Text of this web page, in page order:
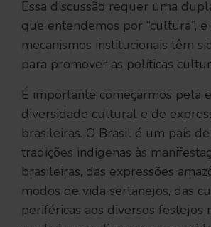
Essa discussão requer uma
que entendemos por “cultura”,
mecanismos institucionais têm
para promover as políticas
É importante começarmos pela
diversidade cultural e de
brasileiras. O Brasil é um país
tradições indígenas às
brasileiras, das expressões
modos de vida sertanejos, das
periféricas aos diversos festejos